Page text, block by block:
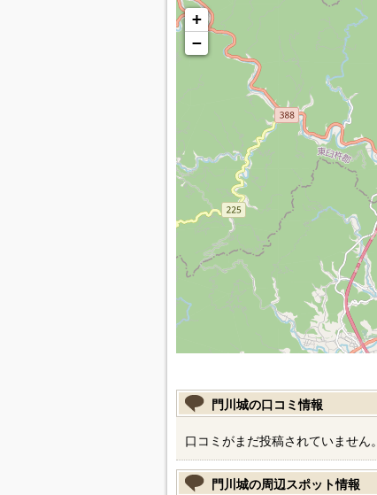
+
−
門川城の口コミ情報
口コミがまだ投稿されていません。
門川城の周辺スポット情報